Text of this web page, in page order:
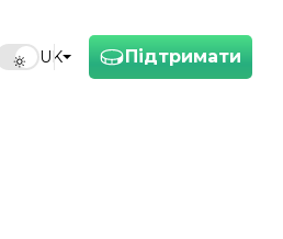
Підтримати
UK